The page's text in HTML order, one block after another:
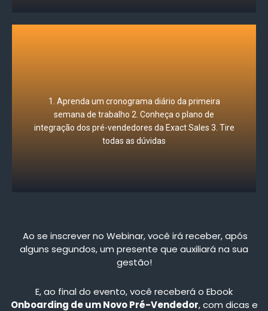
1. Aprenda um cronograma diário da primeira
semana de trabalho 2. Conheça o plano de
integração dos pré-vendedores da Exact Sales 3. Tire
todas as dúvidas
Crie o plano de integração ideal para
sua empresa
Ao se inscrever no Webinar, você irá receber, após
alguns segundos, um presente que auxiliará na sua
gestão!
E, ao final do evento, você receberá o Ebook
Onboarding de um Novo Pré-Vendedor, com dicas e